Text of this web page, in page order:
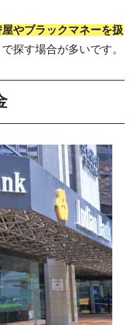
やブラックマネーを扱
探す場合が多いです。